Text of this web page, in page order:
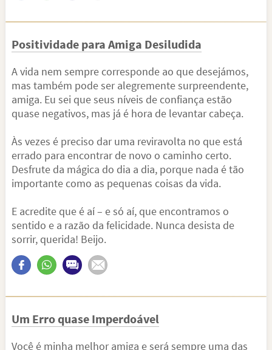
Positividade para Amiga Desiludida
A vida nem sempre corresponde ao que desejámos,
mas também pode ser alegremente surpreendente,
amiga. Eu sei que seus níveis de confiança estão
quase negativos, mas já é hora de levantar cabeça.
Às vezes é preciso dar uma reviravolta no que está
errado para encontrar de novo o caminho certo.
Desfrute da mágica do dia a dia, porque nada é tão
importante como as pequenas coisas da vida.
E acredite que é aí – e só aí, que encontramos o
sentido e a razão da felicidade. Nunca desista de
sorrir, querida! Beijo.
Um Erro quase Imperdoável
Você é minha melhor amiga e será sempre uma das